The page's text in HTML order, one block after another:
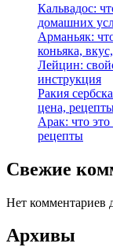
Кальвадос:
домашних
Арманьяк:
коньяка,
Лейцин:
инструкция
Ракия
цена,
Арак: что это
рецепты
Свежие
Нет комментариев
Архивы